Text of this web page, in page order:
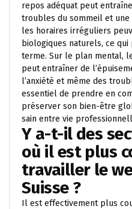
repos adéquat peut
troubles du sommeil et une
les horaires irréguliers
biologiques naturels, ce
terme. Sur le plan mental,
peut entraîner de
l’anxiété et même des
essentiel de prendre en
préserver son bien-être
sain entre vie
Y a-t-il des
où il est plus
travailler le
Suisse ?
Il est effectivement plus